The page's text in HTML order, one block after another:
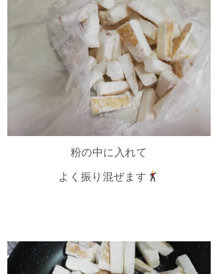
粉の中に入れて
よく振り混ぜます